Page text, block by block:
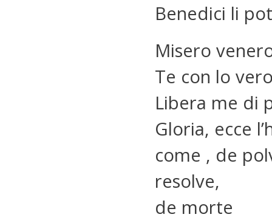
Benedici li
Misero
Te con lo
Libera me di
Gloria, ecce
come , de
resolve,
de morte